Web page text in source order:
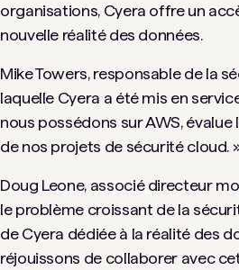
organisations, Cyera offre un
nouvelle réalité des données.
Mike Towers, responsable de la
laquelle Cyera a été mis en
nous possédons sur AWS,
de nos projets de sécurité cloud.
Doug Leone, associé directeur
le problème croissant de la
de Cyera dédiée à la réalité des
réjouissons de collaborer avec